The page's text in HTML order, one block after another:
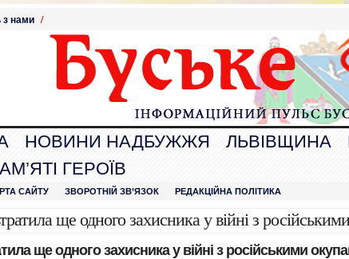
нами /
НОВИНИ НАДБУЖЖЯ ЛЬВІВЩИНА
ГЕРОЇВ
САЙТУ ЗВОРОТНІЙ ЗВ’ЯЗОК РЕДАКЦІЙНА ПОЛІТИКА
ще одного захисника у війні з
ще одного захисника у війні з російськими